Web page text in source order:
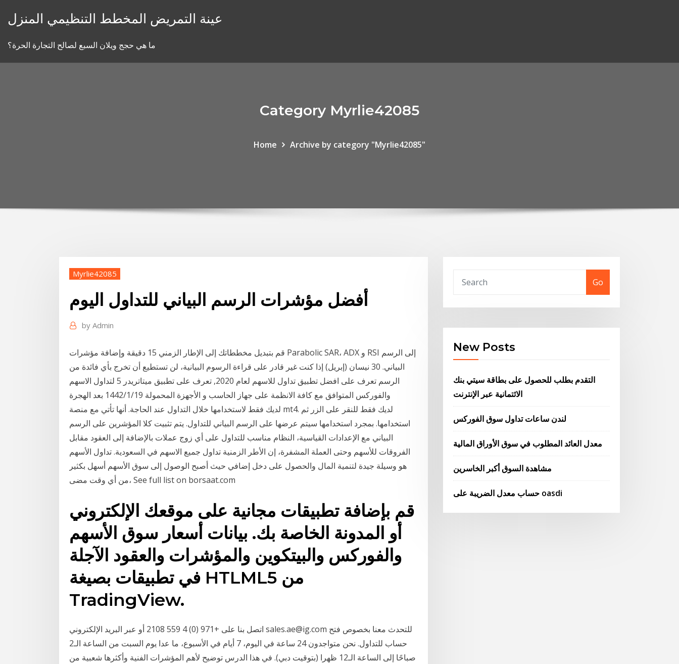
عينة التمريض المخطط التنظيمي المنزل
ما هي حجج ويلان السبع لصالح التجارة الحرة؟
Category Myrlie42085
Home Archive by category "Myrlie42085"
Myrlie42085
أفضل مؤشرات الرسم البياني للتداول اليوم
by Admin
قم بتبديل مخططاتك إلى الإطار الزمني 15 دقيقة وإضافة مؤشرات Parabolic SAR، ADX و RSI إلى الرسم
البياني. 30 نيسان (إبريل) إذا كنت غير قادر على قراءة الرسوم البيانية، لن تستطيع أن تخرج بأي فائدة من
الرسم تعرف على افضل تطبيق تداول للاسهم لعام 2020, تعرف على تطبيق ميتاتريدر 5 لتداول الاسهم
والفوركس المتوافق مع كافة الانظمة على جهاز الحاسب و الأجهزة المحمولة 19‏‏/1‏‏/1442 بعد الهجرة
لديك فقط لاستخدامها خلال التداول عند الحاجة. أنها تأتي مع منصة mt4. لديك فقط للنقر على الزر ثم
استخدامها. بمجرد استخدامها سيتم عرضها على الرسم البياني للتداول. يتم تثبيت كلا المؤشرين على الرسم
البياني مع الإعدادات القياسية، النظام مناسب للتداول على أي زوج عملات بالإضافة إلى العقود مقابل
الفروقات للأسهم وحتى العملة المشفرة، إن الأطر الزمنية تداول جميع الاسهم في السعودية. تداول الأسهم
هو وسيلة جيدة لتنمية المال والحصول على دخل إضافي حيث أصبح الوصول إلى سوق الأسهم أسهل بكثير
من أي وقت مضى، See full list on borsaat.com
قم بإضافة تطبيقات مجانية على موقعك الإلكتروني
أو المدونة الخاصة بك. بيانات أسعار سوق الأسهم
والفوركس والبيتكوين والمؤشرات والعقود الآجلة
في تطبيقات بصيغة HTLML5 من
TradingView.
اتصل بنا على +971 (0) 4 559 2108 أو عبر البريد الإلكتروني sales.ae@ig.com للتحدث معنا بخصوص فتح
حساب للتداول. نحن متواجدون 24 ساعة في اليوم، 7 أيام في الأسبوع، ما عدا يوم السبت من الساعة الـ2
صباحًا إلى الساعة الـ12 ظهرا (بتوقيت دبي). في هذا الدرس توضيح لأهم المؤشرات الفنية وأكثرها شعبية من
Go
New Posts
التقدم بطلب للحصول على بطاقة سيتي بنك
الائتمانية عبر الإنترنت
لندن ساعات تداول سوق الفوركس
معدل العائد المطلوب في سوق الأوراق المالية
مشاهدة السوق أكبر الخاسرين
حساب معدل الضريبة على oasdi